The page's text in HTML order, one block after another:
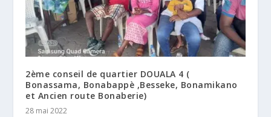
2ème conseil de quartier DOUALA 4 (
Bonassama, Bonabappè ,Besseke, Bonamikano
et Ancien route Bonaberie)
28 mai 2022